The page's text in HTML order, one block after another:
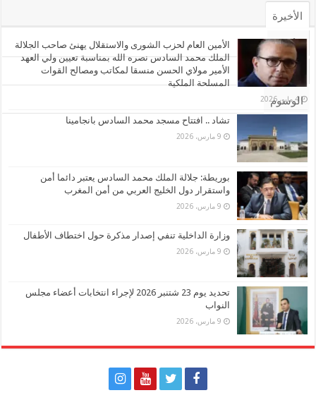
الأخيرة
الأشهر
تعليقات
الوسوم
الأمين العام لحزب الشورى والاستقلال يهنئ صاحب الجلالة
الملك محمد السادس نصره الله بمناسبة تعيين ولي العهد
الأمير مولاي الحسن منسقا لمكاتب ومصالح القوات
المسلحة الملكية
4 مايو، 2026
تشاد .. افتتاح مسجد محمد السادس بانجامينا
9 مارس، 2026
بوريطة: جلالة الملك محمد السادس يعتبر دائما أمن
واستقرار دول الخليج العربي من أمن المغرب
9 مارس، 2026
وزارة الداخلية تنفي إصدار مذكرة حول اختطاف الأطفال
9 مارس، 2026
تحديد يوم 23 شتنبر 2026 لإجراء انتخابات أعضاء مجلس
النواب
9 مارس، 2026